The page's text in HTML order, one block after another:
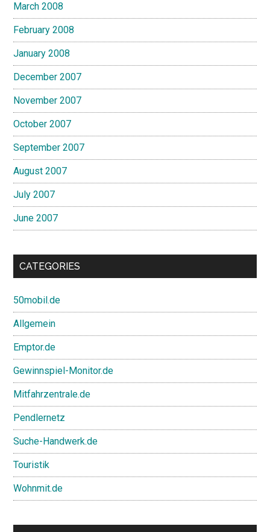
March 2008
February 2008
January 2008
December 2007
November 2007
October 2007
September 2007
August 2007
July 2007
June 2007
CATEGORIES
50mobil.de
Allgemein
Emptor.de
Gewinnspiel-Monitor.de
Mitfahrzentrale.de
Pendlernetz
Suche-Handwerk.de
Touristik
Wohnmit.de